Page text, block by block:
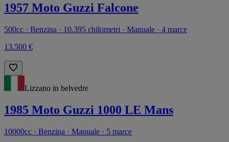
1957 Moto Guzzi Falcone
500cc · Benzina · 10.395 chilometri · Manuale · 4 marce
13.500 €
Lizzano in belvedre
1985 Moto Guzzi 1000 LE Mans
10000cc · Benzina · Manuale · 5 marce